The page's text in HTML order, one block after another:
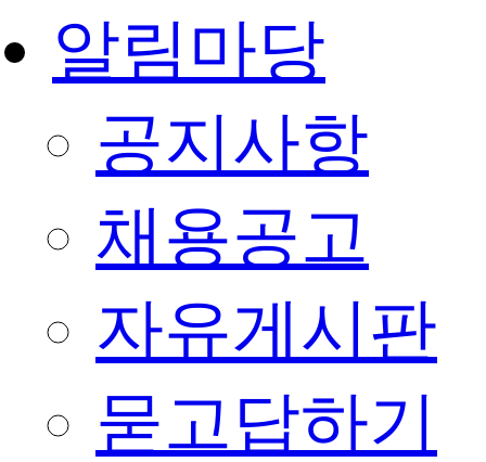
알림마당
공지사항
채용공고
자유게시판
묻고답하기